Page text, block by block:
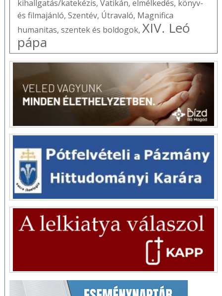
kihallgatás/katekézis, Vatikán, elmélkedés, könyv-
és filmajánló, Szentév, Útravaló, Magnifica
humanitas, szentek és boldogok, XIV. Leó
pápa